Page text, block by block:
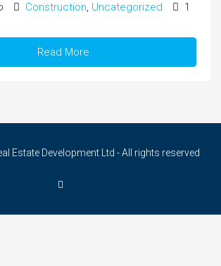
Construction, Uncategorized 1
Read More
Estate Development Ltd - All rights reserved